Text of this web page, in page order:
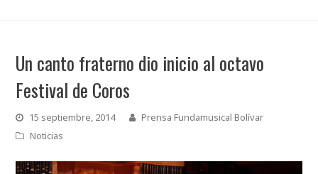
Un canto fraterno dio inicio al octavo
Festival de Coros
15 septiembre, 2014
Prensa Fundamusical Bolívar
Noticias